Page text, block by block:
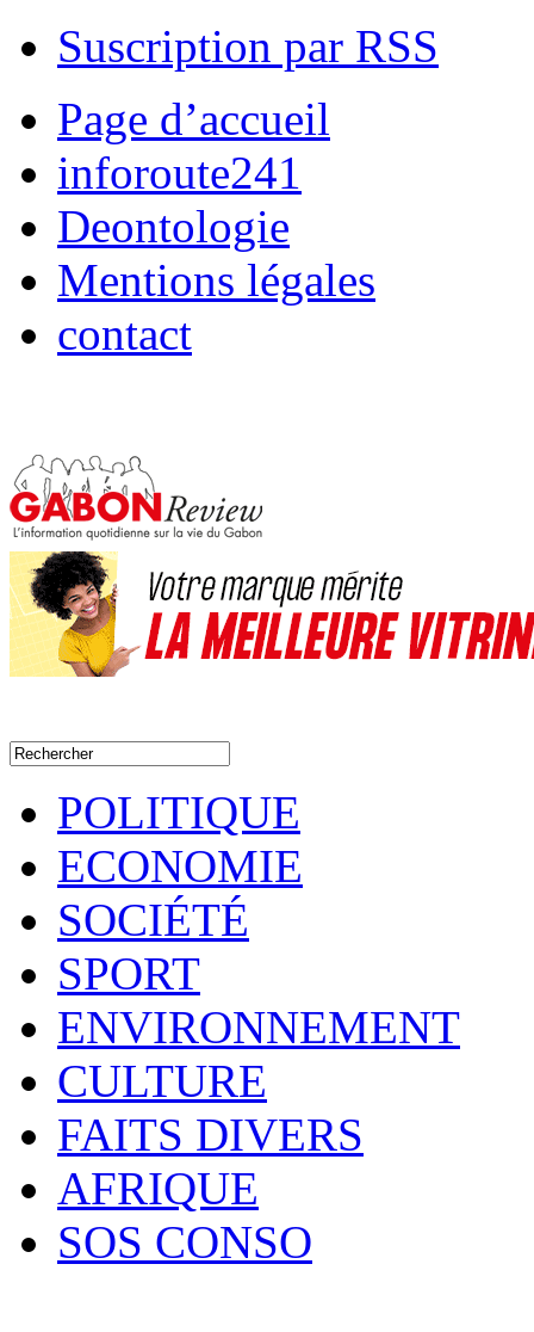
Suscription par RSS
Page d’accueil
inforoute241
Deontologie
Mentions légales
contact
POLITIQUE
ECONOMIE
SOCIÉTÉ
SPORT
ENVIRONNEMENT
CULTURE
FAITS DIVERS
AFRIQUE
SOS CONSO